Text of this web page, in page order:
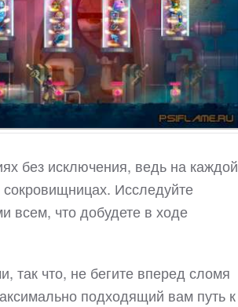
без исключения, ведь на каждой
Исследуйте
всем, что добудете в ходе
так что, не бегите вперед сломя
подходящий вам путь к